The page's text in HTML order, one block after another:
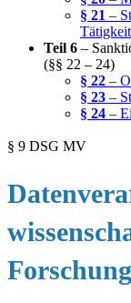
§ 21 –
Teil 6 –
(§§ 22 – 24)
§ 22 –
§ 23 –
§ 24 –
§ 9 DSG MV
Forschung